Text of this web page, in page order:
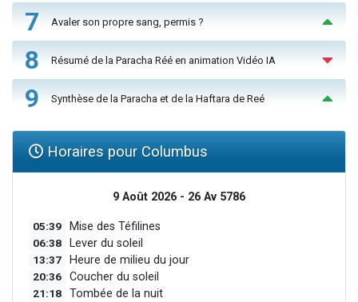
7 Avaler son propre sang, permis ?
8 Résumé de la Paracha Réé en animation Vidéo IA
9 Synthèse de la Paracha et de la Haftara de Reé
Horaires pour Columbus
9 Août 2026 - 26 Av 5786
05:39 Mise des Téfilines
06:38 Lever du soleil
13:37 Heure de milieu du jour
20:36 Coucher du soleil
21:18 Tombée de la nuit